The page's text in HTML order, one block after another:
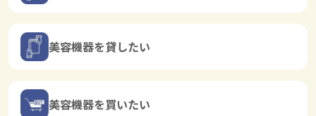
美容機器を貸したい
美容機器を買いたい